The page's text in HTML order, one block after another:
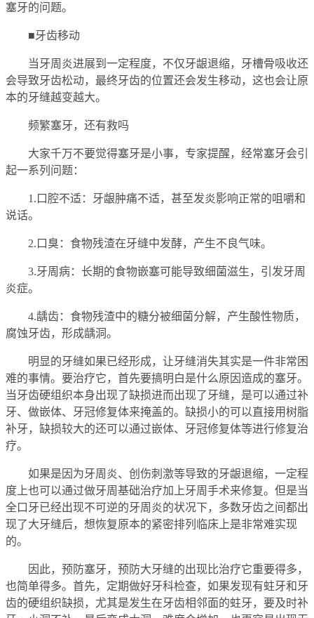
塞牙的问题。
■牙齿移动
当牙周炎进展到一定程度，不仅牙龈退缩，牙槽骨吸收还
会导致牙齿松动，最终牙齿的位置还会发生移动，这也会让原
本的牙缝越变越大。
频繁塞牙，还有救吗
大家千万不要觉得塞牙是小事，专家提醒，经常塞牙会引
起一系列问题：
1.口腔不适：牙龈肿痛不适，甚至发炎影响正常的咀嚼和
说话。
2.口臭：食物残渣在牙缝中发酵，产生不良气味。
3.牙周病：长期的食物嵌塞可能导致细菌滋生，引发牙周
炎症。
4.龋齿：食物残渣中的糖分被细菌分解，产生酸性物质，
腐蚀牙齿，形成龋洞。
明显的牙缝如果已经形成，让牙缝消失其实是一件非常困
难的事情。要治疗它，首先要搞明白是什么原因造成的塞牙。
当牙齿硬组织本身出现了缺损进而出现了牙缝，是可以通过补
牙、做嵌体、牙冠修复体来掩盖的。缺损小的可以直接用树脂
补牙，缺损较大的还可以通过嵌体、牙冠修复体等进行修复治
疗。
如果是因为牙周炎、创伤刺激等导致的牙龈退缩，一定程
度上也可以通过做牙周基础治疗加上牙周手术来修复。但是当
全口牙已经出现不可逆的牙周炎的状况下，多数牙齿之间都出
现了大牙缝后，想恢复原本的紧密排列临床上是非常难实现
的。
因此，预防塞牙，预防大牙缝的出现比治疗它重要得多，
也简单得多。首先，定期做好牙科检查，如果发现有蛀牙和牙
齿的硬组织缺损，尤其是发生在牙齿相邻面的蛀牙，要及时补